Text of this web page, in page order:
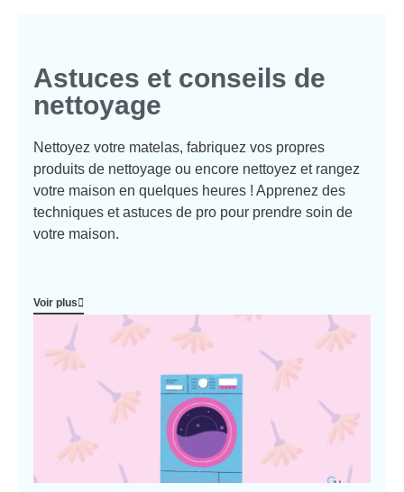
Astuces et conseils de
nettoyage
Nettoyez votre matelas, fabriquez vos propres
produits de nettoyage ou encore nettoyez et rangez
votre maison en quelques heures ! Apprenez des
techniques et astuces de pro pour prendre soin de
votre maison.
Voir plus